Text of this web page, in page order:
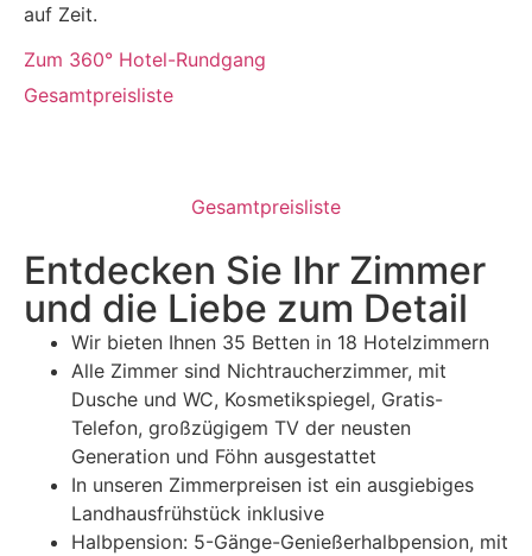
auf Zeit.
Zum 360° Hotel-Rundgang
Gesamtpreisliste
Gesamtpreisliste
Entdecken Sie Ihr Zimmer
und die Liebe zum Detail
Wir bieten Ihnen 35 Betten in 18 Hotelzimmern
Alle Zimmer sind Nichtraucherzimmer, mit
Dusche und WC, Kosmetikspiegel, Gratis-
Telefon, großzügigem TV der neusten
Generation und Föhn ausgestattet
In unseren Zimmerpreisen ist ein ausgiebiges
Landhausfrühstück inklusive
Halbpension: 5-Gänge-Genießerhalbpension, mit